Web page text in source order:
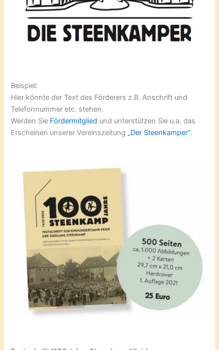
Beispiel:
Hier könnte der Text des Förderers z.B. Anschrift und
Telefonnummer etc. stehen.
Werden Sie Fördermitglied und unterstützen Sie u.a. das
Erscheinen unserer Vereinszeitung „Der Steenkamper“.